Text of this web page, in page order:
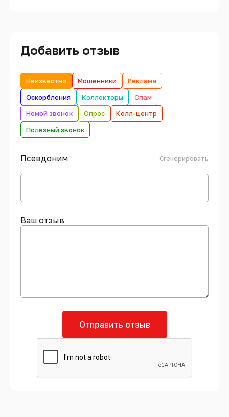
Добавить отзыв
Неизвестно Мошенники
Реклама
Оскорбления
Коллекторы
Спам
Немой звонок
Опрос
Колл-центр
Полезный звонок
Псевдоним Сгенерировать
Ваш отзыв
Отправить отзыв